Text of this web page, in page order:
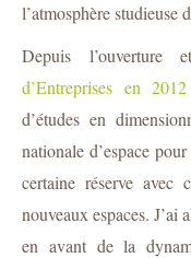
l’atmosphère studieuse
Depuis l’ouverture
d’Entreprises en 2012
d’études en
nationale d’espace
certaine réserve
nouveaux espaces. J’ai
en avant de la